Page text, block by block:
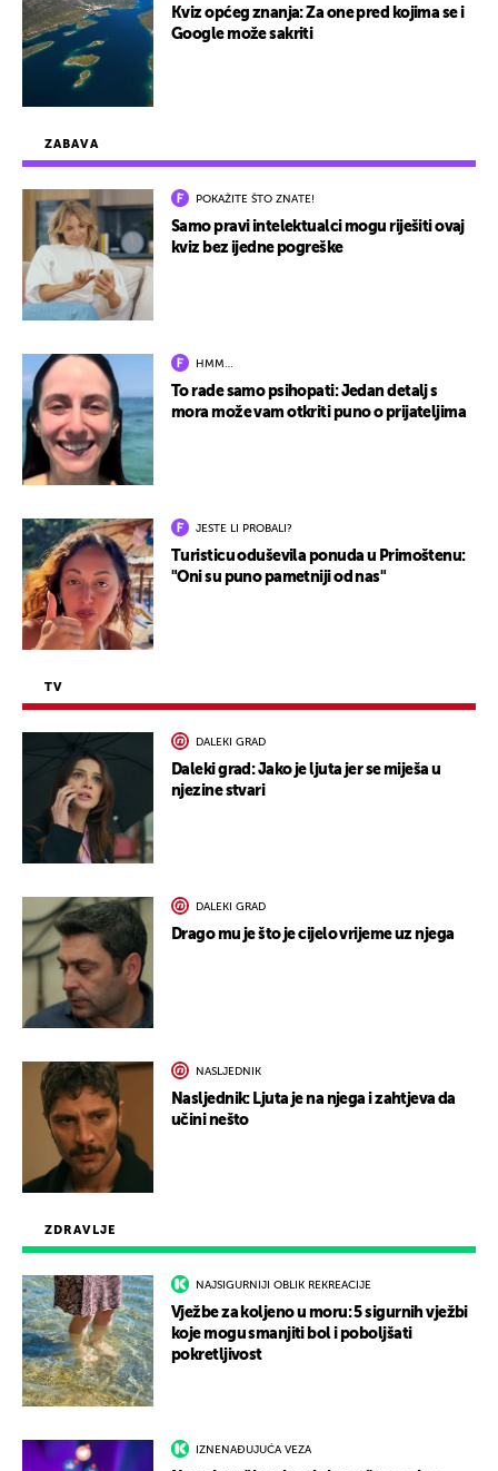
ZDRAVLJE
NAJSIGURNIJI OBLIK REKREACIJE
Vježbe za koljeno u moru: 5 sigurnih vježbi
koje mogu smanjiti bol i poboljšati
pokretljivost
IZNENAĐUJUĆA VEZA
ZABAVA
POKAŽITE ŠTO ZNATE!
Samo pravi intelektualci mogu riješiti ovaj
kviz bez ijedne pogreške
HMM…
To rade samo psihopati: Jedan detalj s
mora može vam otkriti puno o prijateljima
JESTE LI PROBALI?
Turisticu oduševila ponuda u Primoštenu:
"Oni su puno pametniji od nas"
TV
DALEKI GRAD
Daleki grad: Jako je ljuta jer se miješa u
njezine stvari
DALEKI GRAD
Drago mu je što je cijelo vrijeme uz njega
NASLJEDNIK
Nasljednik: Ljuta je na njega i zahtjeva da
učini nešto
Kviz općeg znanja: Za one pred kojima se i
Google može sakriti